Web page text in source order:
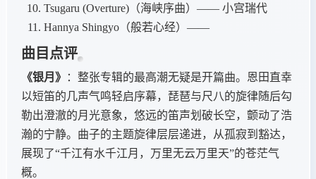
Tsugaru (Overture)（海峡序曲）—— 小宫瑞代
Hannya Shingyo（般若心经）——
曲目点评
《银月》
：整张专辑的最高潮无疑是开篇曲。恩田直幸
以短笛的几声气鸣轻启序幕，琵琶与尺八的旋律随后勾
勒出澄澈的月光意象，悠远的笛声划破长空，颤动了浩
瀚的宁静。曲子的主题旋律层层递进，从孤寂到豁达，
展现了“千江有水千江月，万里无云万里天”的苍茫气
概。